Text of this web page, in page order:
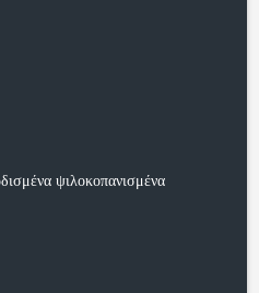
ψιλοκοπανισμένα